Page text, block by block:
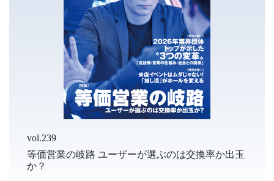
vol.239
等価営業の岐路 ユーザーが選ぶのは交換率か出玉
か？